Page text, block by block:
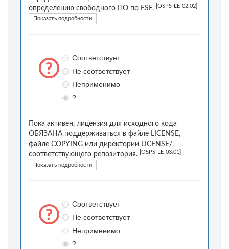
определению свободного ПО по FSF.
[OSPS-LE-02.02]
Показать подробности
Соответствует
Не соответствует
Неприменимо
?
Пока активен, лицензия для исходного кода
ОБЯЗАНА поддерживаться в файле LICENSE,
файле COPYING или директории LICENSE/
соответствующего репозитория.
[OSPS-LE-03.01]
Показать подробности
Соответствует
Не соответствует
Неприменимо
?